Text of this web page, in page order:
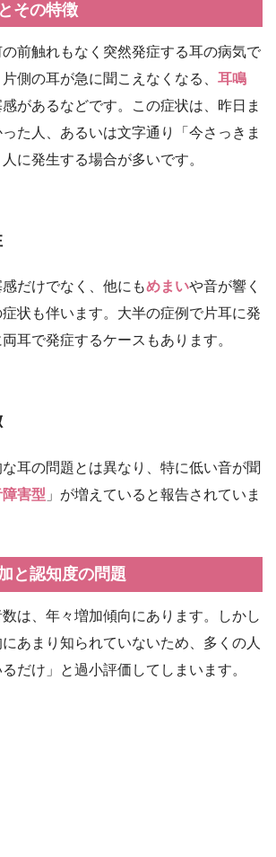
その特徴
前触れもなく突然発症する耳の病気で
側の耳が急に聞こえなくなる、 耳鳴
感があるなどです。この症状は、昨日ま
た人、あるいは文字通り「今さっきま
に発生する場合が多いです。
だけでなく、他にもめまいや音が響く
状も伴います。大半の症例で片耳に発
耳で発症するケースもあります。
耳の問題とは異なり、特に低い音が聞
害型 」が増えていると報告されていま
と認知度の問題
は、年々増加傾向にあります。しかし
あまり知られていないため、多くの人
だけ」と過小評価してしまいます。